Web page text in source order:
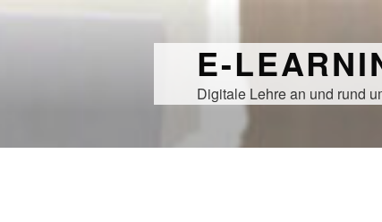
E-
Digitale Lehre an und rund